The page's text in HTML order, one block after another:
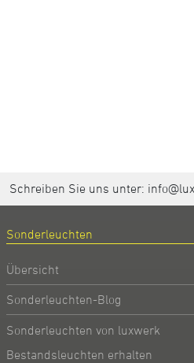
Schreiben Sie uns unter:
Sonderleuchten
Übersicht
Sonderleuchten-Blog
Sonderleuchten von luxwerk
Bestandsleuchten erhalten